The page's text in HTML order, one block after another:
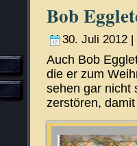
Bob
30. Juli 2012 |
Auch Bob
die er zum
sehen gar nicht
zerstören,